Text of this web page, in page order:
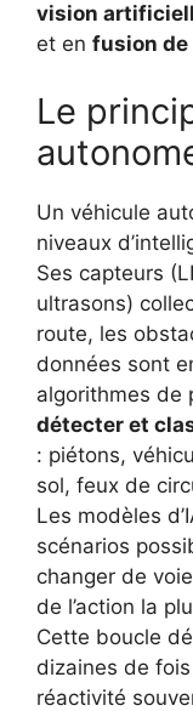
vision
et en fusion
Le
Un véhicule
niveaux
Ses capteurs
ultrasons)
route, les
données sont
algorithmes de
détecter et
: piétons,
sol, feux de
Les modèles
scénarios
changer de
de l’action la
Cette boucle
dizaines de
réactivité